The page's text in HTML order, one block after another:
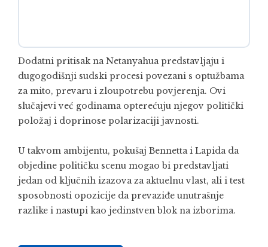
Dodatni pritisak na Netanyahua predstavljaju i
dugogodišnji sudski procesi povezani s optužbama
za mito, prevaru i zloupotrebu povjerenja. Ovi
slučajevi već godinama opterećuju njegov politički
položaj i doprinose polarizaciji javnosti.
U takvom ambijentu, pokušaj Bennetta i Lapida da
objedine političku scenu mogao bi predstavljati
jedan od ključnih izazova za aktuelnu vlast, ali i test
sposobnosti opozicije da prevaziđe unutrašnje
razlike i nastupi kao jedinstven blok na izborima.